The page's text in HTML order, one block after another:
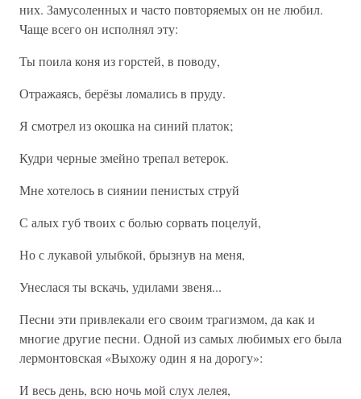
них. Замусоленных и часто повторяемых он не любил.
Чаще всего он исполнял эту:
Ты поила коня из горстей, в поводу,
Отражаясь, берёзы ломались в пруду.
Я смотрел из окошка на синий платок;
Кудри черные змейно трепал ветерок.
Мне хотелось в сиянии пенистых струй
С алых губ твоих с болью сорвать поцелуй,
Но с лукавой улыбкой, брызнув на меня,
Унеслася ты вскачь, удилами звеня...
Песни эти привлекали его своим трагизмом, да как и
многие другие песни. Одной из самых любимых его была
лермонтовская «Выхожу один я на дорогу»:
И весь день, всю ночь мой слух лелея,